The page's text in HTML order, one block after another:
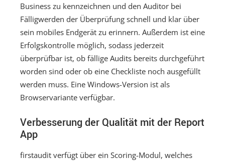
Business zu kennzeichnen und den Auditor bei
Fälligwerden der Überprüfung schnell und klar über
sein mobiles Endgerät zu erinnern. Außerdem ist eine
Erfolgskontrolle möglich, sodass jederzeit
überprüfbar ist, ob fällige Audits bereits durchgeführt
worden sind oder ob eine Checkliste noch ausgefüllt
werden muss. Eine Windows-Version ist als
Browservariante verfügbar.
Verbesserung der Qualität mit der Report
App
firstaudit verfügt über ein Scoring-Modul, welches